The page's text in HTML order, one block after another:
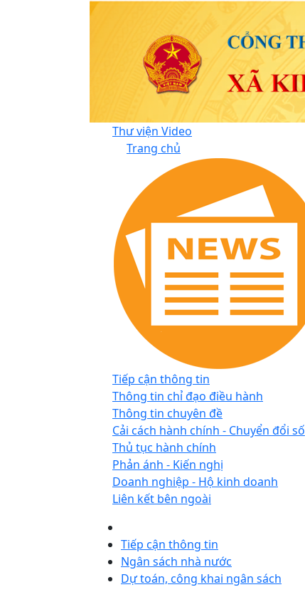
Thư viện Video
Trang chủ
Tiếp cận thông tin
Thông tin chỉ đạo điều hành
Thông tin chuyên đề
Cải cách hành chính - Chuyển đổi số
Thủ tục hành chính
Phản ánh - Kiến nghị
Doanh nghiệp - Hộ kinh doanh
Liên kết bên ngoài
Tiếp cận thông tin
Ngân sách nhà nước
Dự toán, công khai ngân sách